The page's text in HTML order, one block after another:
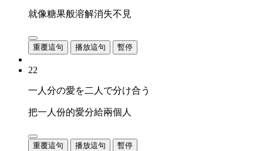
就像糖果般溶解消失不見
重覆這句 播放這句 暫停
22
一人分の愛を二人で分け合う
把一人份的愛分給兩個人
重覆這句 播放這句 暫停